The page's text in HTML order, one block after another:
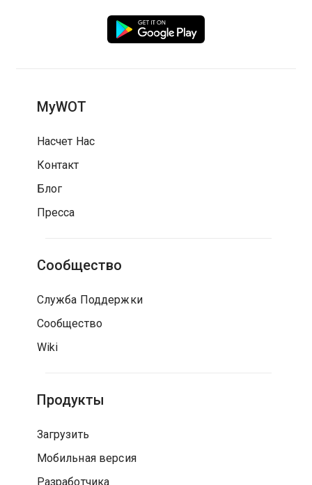
MyWOT
Насчет Нас
Контакт
Блог
Пресса
Сообщество
Служба Поддержки
Сообщество
Wiki
Продукты
Загрузить
Мобильная версия
Разработчика